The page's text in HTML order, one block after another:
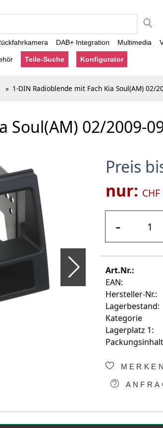
DAB+ Integration Multimedia
Teile-Suche Konfigurator
» 1-DIN Radioblende mit Fach Kia Soul(AM) 02/
Soul(AM) 02/2009-
Preis
nur: CHF
-
Art.Nr.:
EAN:
Hersteller-Nr.:
Lagerbestand:
Kategorie
Lagerplatz 1: